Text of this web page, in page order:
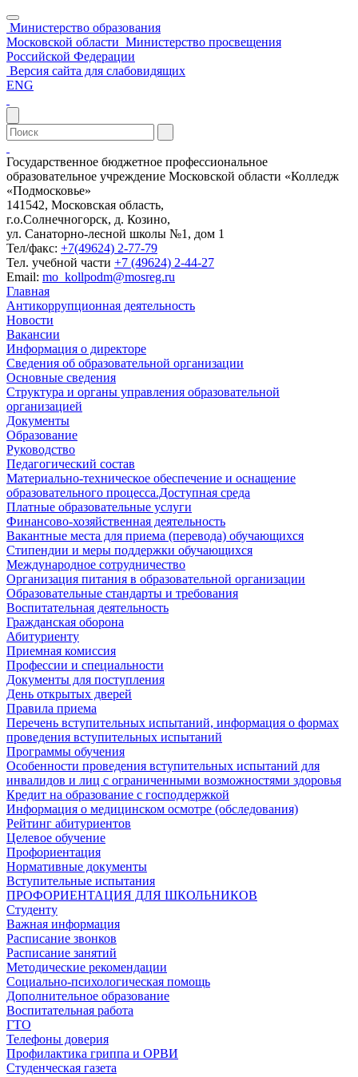
Министерство образования
Московской области Министерство просвещения
Российской Федерации
Версия сайта для слабовидящих
ENG
Государственное бюджетное профессиональное
образовательное учреждение Московской области «Колледж
«Подмосковье»
141542, Московская область,
г.о.Солнечногорск, д. Козино,
ул. Санаторно-лесной школы №1, дом 1
Тел/факс: +7(49624) 2-77-79
Тел. учебной части +7 (49624) 2-44-27
Email: mo_kollpodm@mosreg.ru
Главная
Антикоррупционная деятельность
Новости
Вакансии
Информация о директоре
Сведения об образовательной организации
Основные сведения
Структура и органы управления образовательной
организацией
Документы
Образование
Руководство
Педагогический состав
Материально-техническое обеспечение и оснащение
образовательного процесса.Доступная среда
Платные образовательные услуги
Финансово-хозяйственная деятельность
Вакантные места для приема (перевода) обучающихся
Стипендии и меры поддержки обучающихся
Международное сотрудничество
Организация питания в образовательной организации
Образовательные стандарты и требования
Воспитательная деятельность
Гражданская оборона
Абитуриенту
Приемная комиссия
Профессии и специальности
Документы для поступления
День открытых дверей
Правила приема
Перечень вступительных испытаний, информация о формах
проведения вступительных испытаний
Программы обучения
Особенности проведения вступительных испытаний для
инвалидов и лиц с ограниченными возможностями здоровья
Кредит на образование с господдержкой
Информация о медицинском осмотре (обследования)
Рейтинг абитуриентов
Целевое обучение
Профориентация
Нормативные документы
Вступительные испытания
ПРОФОРИЕНТАЦИЯ ДЛЯ ШКОЛЬНИКОВ
Студенту
Важная информация
Расписание звонков
Расписание занятий
Методические рекомендации
Социально-психологическая помощь
Дополнительное образование
Воспитательная работа
ГТО
Телефоны доверия
Профилактика гриппа и ОРВИ
Cтуденческая газета